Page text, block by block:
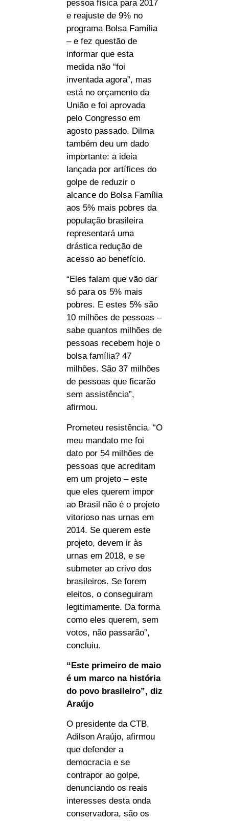
pessoa física para 2017
e reajuste de 9% no
programa Bolsa Família
– e fez questão de
informar que esta
medida não “foi
inventada agora”, mas
está no orçamento da
União e foi aprovada
pelo Congresso em
agosto passado. Dilma
também deu um dado
importante: a ideia
lançada por artífices do
golpe de reduzir o
alcance do Bolsa Família
aos 5% mais pobres da
população brasileira
representará uma
drástica redução de
acesso ao benefício.
“Eles falam que vão dar
só para os 5% mais
pobres. E estes 5% são
10 milhões de pessoas –
sabe quantos milhões de
pessoas recebem hoje o
bolsa família? 47
milhões. São 37 milhões
de pessoas que ficarão
sem assistência”,
afirmou.
Prometeu resistência. “O
meu mandato me foi
dato por 54 milhões de
pessoas que acreditam
em um projeto – este
que eles querem impor
ao Brasil não é o projeto
vitorioso nas urnas em
2014. Se querem este
projeto, devem ir às
urnas em 2018, e se
submeter ao crivo dos
brasileiros. Se forem
eleitos, o conseguiram
legitimamente. Da forma
como eles querem, sem
votos, não passarão”,
concluiu.
“Este primeiro de maio
é um marco na história
do povo brasileiro”, diz
Araújo
O presidente da CTB,
Adilson Araújo, afirmou
que defender a
democracia e se
contrapor ao golpe,
denunciando os reais
interesses desta onda
conservadora, são os